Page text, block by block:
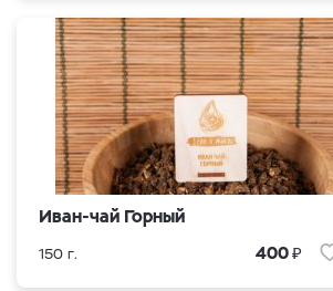
Иван-чай Горный
150 г. 400₽